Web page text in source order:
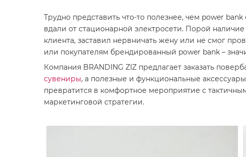
Трудно представить что-то полезнее, чем power bank
вдали от стационарной электросети. Порой
клиента, заставил нервничать жену или не смог
или покупателям брендированный power bank –
Компания BRANDING ZIZ предлагает заказать
сувениры, а полезные и функциональные
превратится в комфортное мероприятие с
маркетинговой стратегии.